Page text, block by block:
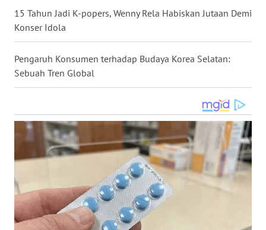
15 Tahun Jadi K-popers, Wenny Rela Habiskan Jutaan Demi
Konser Idola
Pengaruh Konsumen terhadap Budaya Korea Selatan:
Sebuah Tren Global
WN
NUSANTARA
WN
JOGJA
JATIM
BALI
WN
KALBAR